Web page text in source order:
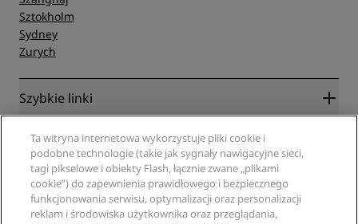
Sztokholm
Sydney
Zurych
Szybkie linki
Radisson Rewards
Gwarancja najlepszej ceny online
Blog
Cele podróży
Nowe i zapowiadane hotele
Specjaliści ds. podróży
Partnerzy
Agencje turystyczne
Witryna korporacyjna
Radisson Hotel Group
Informacje prawne
Ta witryna internetowa wykorzystuje pliki cookie i
podobne technologie (takie jak sygnały nawigacyjne sieci,
tagi pikselowe i obiekty Flash, łącznie zwane „plikami
cookie”) do zapewnienia prawidłowego i bezpiecznego
funkcjonowania serwisu, optymalizacji oraz personalizacji
reklam i środowiska użytkownika oraz przeglądania,